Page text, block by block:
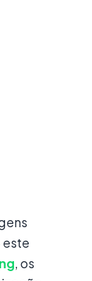
este
, os